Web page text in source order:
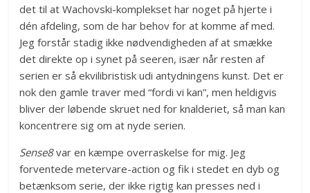
det til at Wachovski-komplekset har noget på hjerte i
dén afdeling, som de har behov for at komme af med.
Jeg forstår stadig ikke nødvendigheden af at smække
det direkte op i synet på seeren, især når resten af
serien er så ekvilibristisk udi antydningens kunst. Det er
nok den gamle traver med “fordi vi kan”, men heldigvis
bliver der løbende skruet ned for knalderiet, så man kan
koncentrere sig om at nyde serien.
Sense8var en kæmpe overraskelse for mig. Jeg
forventede metervare-action og fik i stedet en dyb og
betænksom serie, der ikke rigtig kan presses ned i